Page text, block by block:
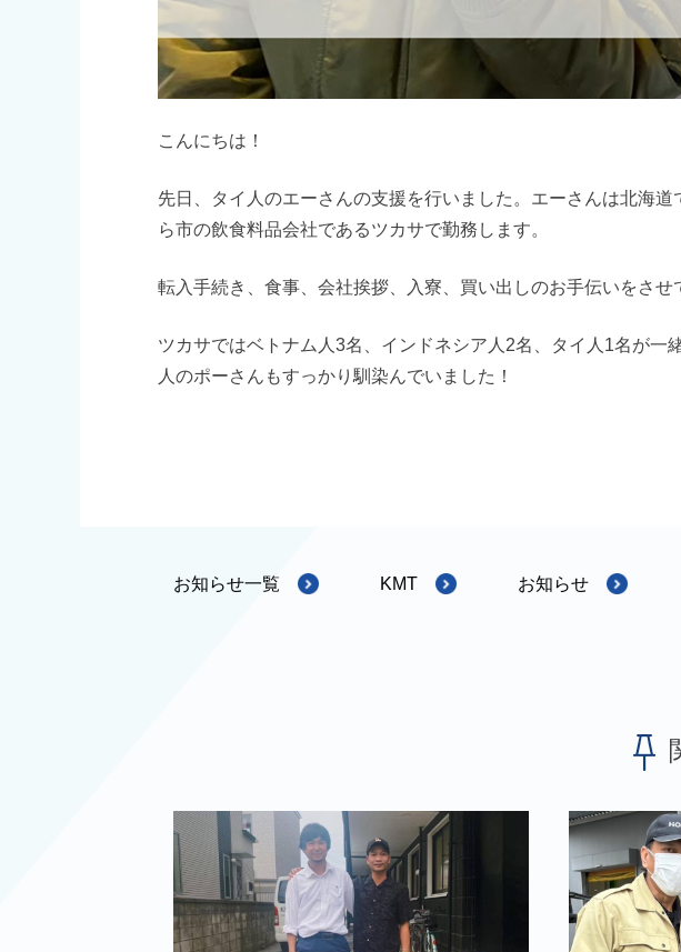
こんにちは！
先日、タイ人のエーさんの支援を行いました。エーさんは北海
ら市の飲食料品会社であるツカサで勤務します。
転入手続き、食事、会社挨拶、入寮、買い出しのお手伝いをさ
ツカサではベトナム人3名、インドネシア人2名、タイ人1名が
人のポーさんもすっかり馴染んでいました！
お知らせ一覧 KMT お知らせ